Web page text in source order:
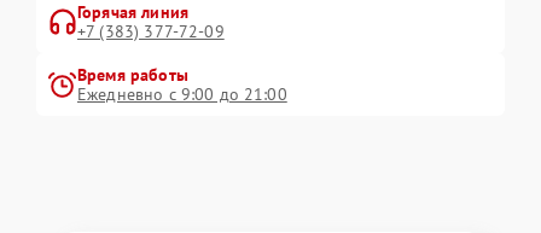
Горячая линия
+7 (383) 377-72-09
Время работы
Ежедневно с 9:00 до 21:00